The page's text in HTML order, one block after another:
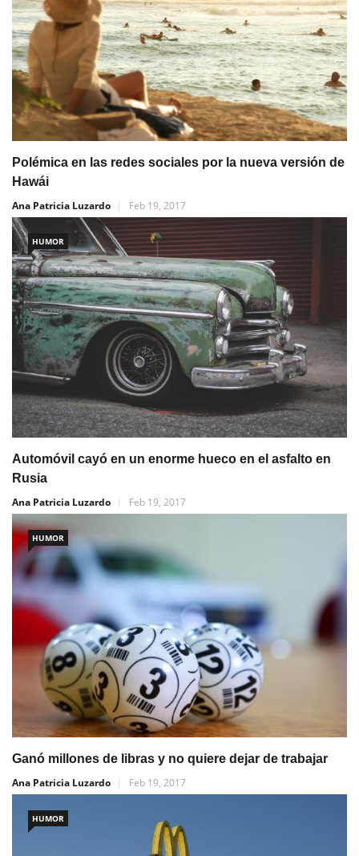
Polémica en las redes sociales por la nueva versión de
Hawái
Ana Patricia Luzardo
Feb 19, 2017
HUMOR
Automóvil cayó en un enorme hueco en el asfalto en
Rusia
Ana Patricia Luzardo
Feb 19, 2017
HUMOR
Ganó millones de libras y no quiere dejar de trabajar
Ana Patricia Luzardo
Feb 19, 2017
HUMOR